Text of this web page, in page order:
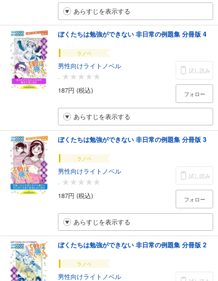
あらすじを表示する
ぼくたちは勉強ができない 非日常の例題集 分冊版 4
ラノベ
男性向けライトノベル
-
187円 (税込)
試し読み
フォロー
あらすじを表示する
ぼくたちは勉強ができない 非日常の例題集 分冊版 3
ラノベ
男性向けライトノベル
-
187円 (税込)
試し読み
フォロー
あらすじを表示する
ぼくたちは勉強ができない 非日常の例題集 分冊版 2
ラノベ
男性向けライトノベル